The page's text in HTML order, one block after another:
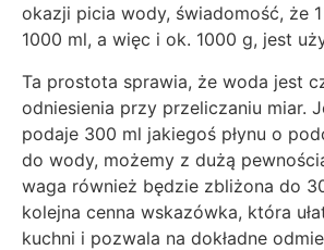
okazji picia wody, świadomość, że
1000 ml, a więc i ok. 1000 g, jest
Ta prostota sprawia, że woda jest
odniesienia przy przeliczaniu miar.
podaje 300 ml jakiegoś płynu o
do wody, możemy z dużą
waga również będzie zbliżona do
kolejna cenna wskazówka, która
kuchni i pozwala na dokładne